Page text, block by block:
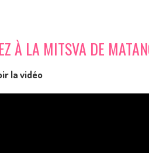
À LA MITSVA DE
la vidéo